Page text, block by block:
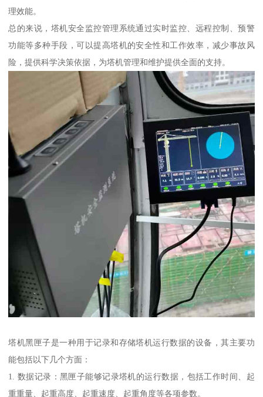
理效能。
总的来说，塔机安全监控管理系统通过实时监控、远程控制、预警
功能等多种手段，可以提高塔机的安全性和工作效率，减少事故风
险，提供科学决策依据，为塔机管理和维护提供全面的支持。
塔机黑匣子是一种用于记录和存储塔机运行数据的设备，其主要功
能包括以下几个方面：
1. 数据记录：黑匣子能够记录塔机的运行数据，包括工作时间、起
重重量、起重高度、起重速度、起重角度等各项参数。